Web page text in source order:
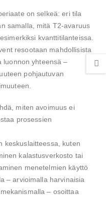
on selkeä: eri tila
samalla, mitä T2-avaruus
kvanttitilanteissa.
resootaan mahdollisista
luonnon yhteensä –
pohjautuvan
miten avoimuus ei
prosessien
keskuslaitteessa, kuten
kalastusverkosto tai
menetelmien käyttö
– arvioimalla harvinaisia
– osoittaa